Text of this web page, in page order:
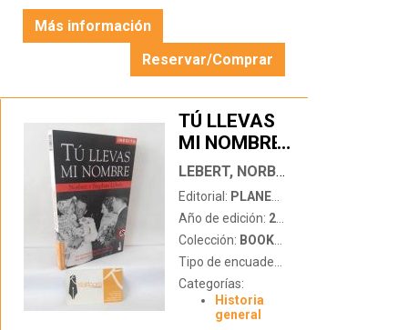
Más información
Reservar/Comprar
TÚ LLEVAS
MI NOMBRE.
LA
INSOPORTABLE
HERENCIA
DE LOS
HIJOS DE
LOS
JERARCAS
NAZIS
…
LEBERT, NORBERT Y STEPHAN
Editorial: PLANETA
Año de edición: 2005
Colección: BOOKET
Tipo de encuadernación:
Categorías:
Historia
general